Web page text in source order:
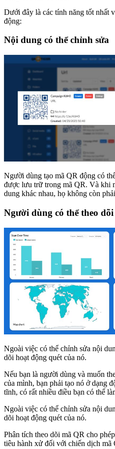
Dưới đây là các tính năng tốt nhất
động:
Nội dung có thể chỉnh sửa
Người dùng tạo mã QR động có
được lưu trữ trong mã QR. Và khi
dung khác nhau, họ không còn
Người dùng có thể theo
Ngoài việc có thể chỉnh sửa nội
dõi hoạt động quét của nó.
Nếu bạn là người dùng và muốn
của mình, bạn phải tạo nó ở dạng
tĩnh, có rất nhiều điều bạn có thể
Ngoài việc có thể chỉnh sửa nội
dõi hoạt động quét của nó.
Phân tích theo dõi mã QR cho
tiêu hành xử đối với chiến dịch mã